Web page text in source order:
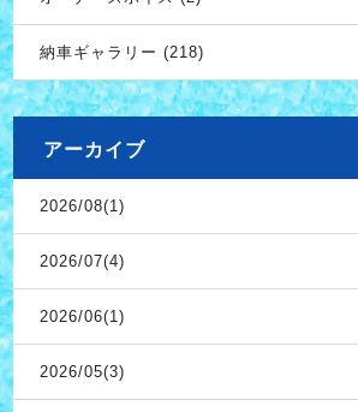
納車ギャラリー (218)
アーカイブ
2026/08(1)
2026/07(4)
2026/06(1)
2026/05(3)